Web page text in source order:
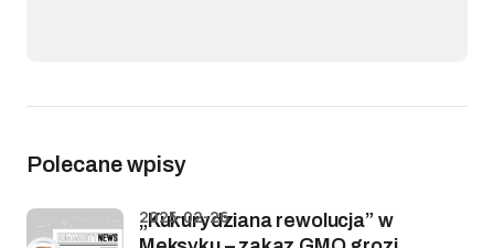
Polecane wpisy
„Kukurydziana rewolucja” w
2025-02-26